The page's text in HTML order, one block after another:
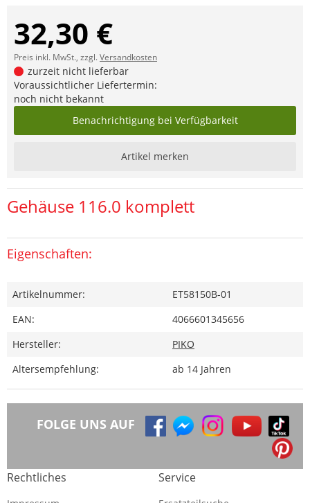
32,30 €
Preis inkl. MwSt., zzgl.Versandkosten
zurzeit nicht lieferbar
Voraussichtlicher Liefertermin:
noch nicht bekannt
Benachrichtigung bei Verfügbarkeit
Artikel merken
Gehäuse 116.0 komplett
Eigenschaften:
Artikelnummer:
ET58150B-01
EAN:
4066601345656
Hersteller:
PIKO
Altersempfehlung:
ab 14 Jahren
FOLGE UNS AUF
Rechtliches Service